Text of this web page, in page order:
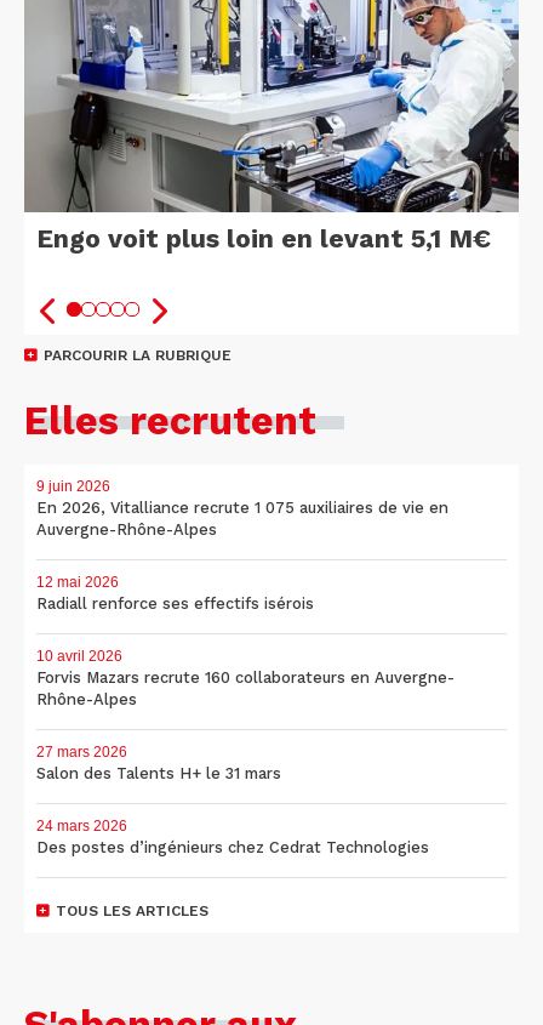
Engo voit plus loin en levant 5,1 M€
PARCOURIR LA RUBRIQUE
Elles recrutent
9 juin 2026
En 2026, Vitalliance recrute 1 075 auxiliaires de vie en
Auvergne-Rhône-Alpes
12 mai 2026
Radiall renforce ses effectifs isérois
10 avril 2026
Forvis Mazars recrute 160 collaborateurs en Auvergne-
Rhône-Alpes
27 mars 2026
Salon des Talents H+ le 31 mars
24 mars 2026
Des postes d’ingénieurs chez Cedrat Technologies
TOUS LES ARTICLES